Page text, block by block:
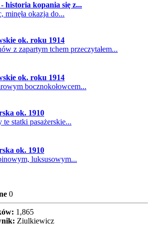
historia kopania się z...
minęła okazja do...
ok. roku 1914
z zapartym tchem przeczytałem...
ok. roku 1914
bocznokołowcem...
ok. 1910
te statki pasażerskie...
ok. 1910
luksusowym...
0
1,865
Ziulkiewicz